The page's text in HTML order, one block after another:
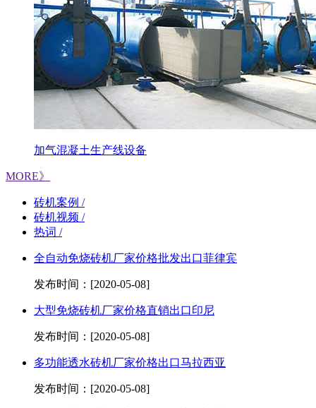
加气混凝土生产线设备
MORE》
砖机案例 /
砖机视频 /
热词 /
全自动免烧砖机厂家价格批发出口菲律宾
发布时间：[2020-05-08]
大型免烧砖机厂家价格直销出口印尼
发布时间：[2020-05-08]
多功能透水砖机厂家价格出口马拉西亚
发布时间：[2020-05-08]